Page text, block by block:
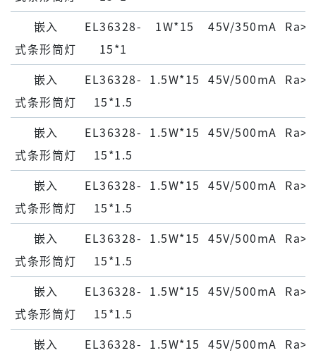
嵌⼊
式条形筒灯
EL36328-
15*1
1W*15 45V/350mA
嵌⼊
式条形筒灯
EL36328-
15*1.5
1.5W*15 45V/500mA
嵌⼊
式条形筒灯
EL36328-
15*1.5
1.5W*15 45V/500mA
嵌⼊
式条形筒灯
EL36328-
15*1.5
1.5W*15 45V/500mA
嵌⼊
式条形筒灯
EL36328-
15*1.5
1.5W*15 45V/500mA
嵌⼊
式条形筒灯
EL36328-
15*1.5
1.5W*15 45V/500mA
嵌⼊
EL36328-
1.5W*15 45V/500mA